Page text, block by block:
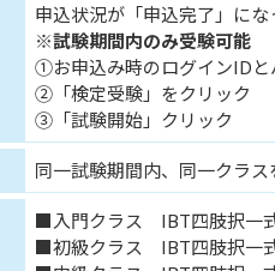
申込状況が「申込完了」にな
※試験期間内のみ受験可能
①お申込み時のログインIDと
②「検定受験」をクリック
③「試験開始」クリック
同一試験期間内、同一クラス
■入門クラス IBT四肢択一
■初級クラス IBT四肢択一